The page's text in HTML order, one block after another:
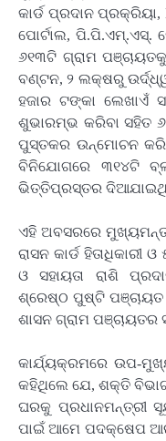
କାର୍ଡ ପ୍ରଦାନ
ପୋର୍ଟାଲ, ପି.ପି.ଏମ୍.ଏସ୍.
୬୧୩ଟି ଗ୍ରାମ
ବଣ୍ଟନ, ୨ ଲକ୍ଷରୁ
ହଜାର ଟଙ୍କା ଲେଖାଏଁ
ଶୁଭାରମ୍ଭ କରିବା ସହିତ
ପୁସ୍ତକର ଉନ୍ମୋଚନ
ବିନିଯୋଗରେ ୩୧୪ଟି
ଭିତ୍ତିପ୍ରସ୍ତର
ଏହି ଅବସରରେ
ରାସନ କାର୍ଡ ହିତାଧିକାରୀ
ଓ ସହାୟତା ରାଶି
ଶ୍ରେଷ୍ଠ ପୁଷ୍ଟି ପଞ୍ଚାୟତ
ଶାସନ ଗ୍ରାମ
କାର୍ଯ୍ୟକ୍ରମରେ ଉପ-
କହିଥିଲେ ଯେ, ଶକ୍ତି
ଘରକୁ ପ୍ରଧାନମନ୍ତ୍ରୀ
ପାଇଁ ଆମେ ପଦକ୍ଷେପ